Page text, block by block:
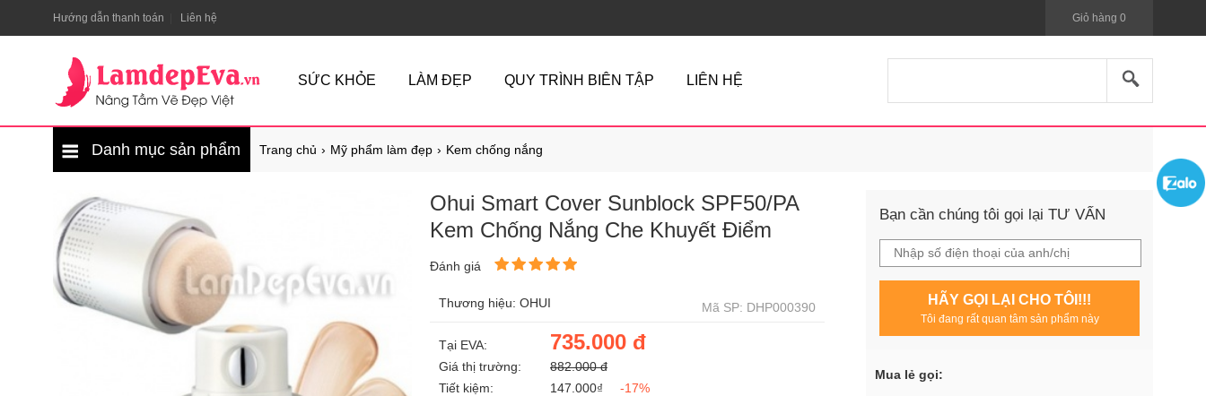
Hướng dẫn thanh toán Liên hệ Giỏ hàng 0
SỨC KHỎE LÀM ĐẸP QUY TRÌNH BIÊN TẬP LIÊN HỆ
Danh mục sản phẩm Trang chủ Mỹ phẩm làm đẹp Kem chống nắng
Ohui Smart Cover Sunblock SPF50/PA
Kem Chống Nắng Che Khuyết Điểm
Đánh giá
Thương hiệu: OHUI Mã SP: DHP000390
Tại EVA: 735.000 đ
Giá thị trường:
882.000 đ
Tiết kiệm:
147.000₫ -17%
Bạn cần chúng tôi gọi lại TƯ VẤN
HÃY GỌI LẠI CHO TÔI!!!
Tôi đang rất quan tâm sản phẩm này
Mua lẻ gọi: